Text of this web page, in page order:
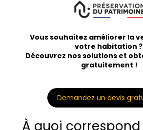
Vous souhaitez améliorer la
votre habitation ?
Découvrez nos solutions et
gratuitement !
Demandez un devis
À quoi